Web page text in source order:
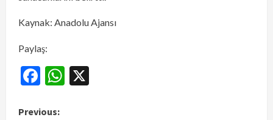
Kaynak: Anadolu Ajansı
Paylaş:
Facebook
WhatsApp
Previous: